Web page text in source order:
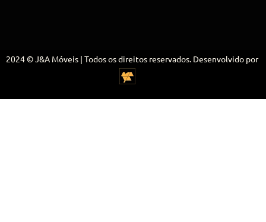
2024 © J&A Móveis | Todos os direitos reservados. Desenvolvido por